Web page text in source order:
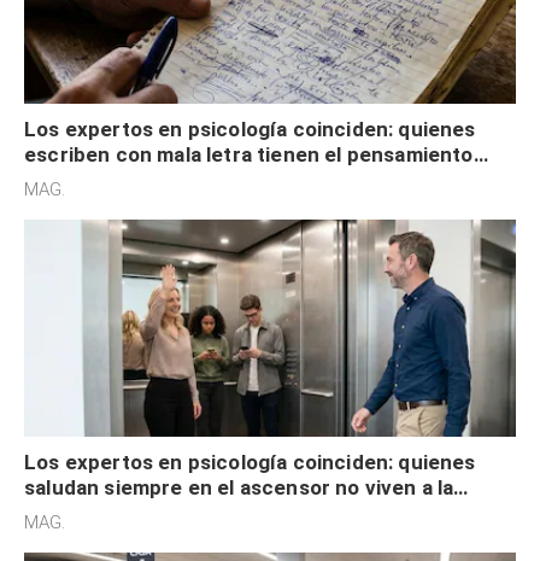
Los expertos en psicología coinciden: quienes
escriben con mala letra tienen el pensamiento
acelerado y no lo hacen por desinterés
MAG.
Los expertos en psicología coinciden: quienes
saludan siempre en el ascensor no viven a la
defensiva y tienen apertura social
MAG.